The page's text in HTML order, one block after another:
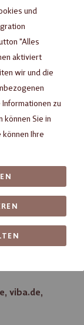
von 70€
Arko, Hussel
viba.de,
und
"Alles
aktiviert
wir und die
zu
können Sie in
können Ihre